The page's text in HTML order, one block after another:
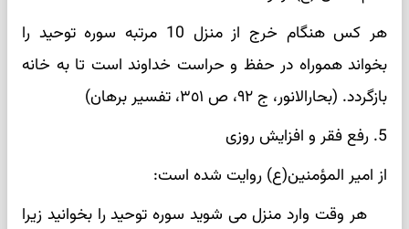
هر کس هنگام خرج از منزل 10 مرتبه سوره توحید را
بخواند هموراه در حفظ و حراست خداوند است تا به خانه
بازگردد. (بحارالانور، ج ٩٢، ص ٣٥١، تفسیر برهان)
5. رفع فقر و افزایش روزی
از امیر المؤمنین(ع) روایت شده است:
هر وقت وارد منزل می شوید سوره توحید را بخوانید زیرا